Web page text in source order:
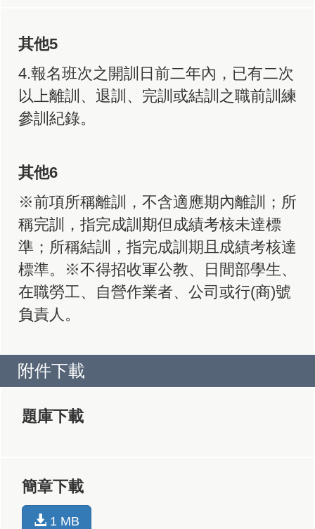
其他5
4.報名班次之開訓日前二年內，已有二次
以上離訓、退訓、完訓或結訓之職前訓練
參訓紀錄。
其他6
※前項所稱離訓，不含適應期內離訓；所
稱完訓，指完成訓期但成績考核未達標
準；所稱結訓，指完成訓期且成績考核達
標準。※不得招收軍公教、日間部學生、
在職勞工、自營作業者、公司或行(商)號
負責人。
附件下載
題庫下載
簡章下載
1 MB